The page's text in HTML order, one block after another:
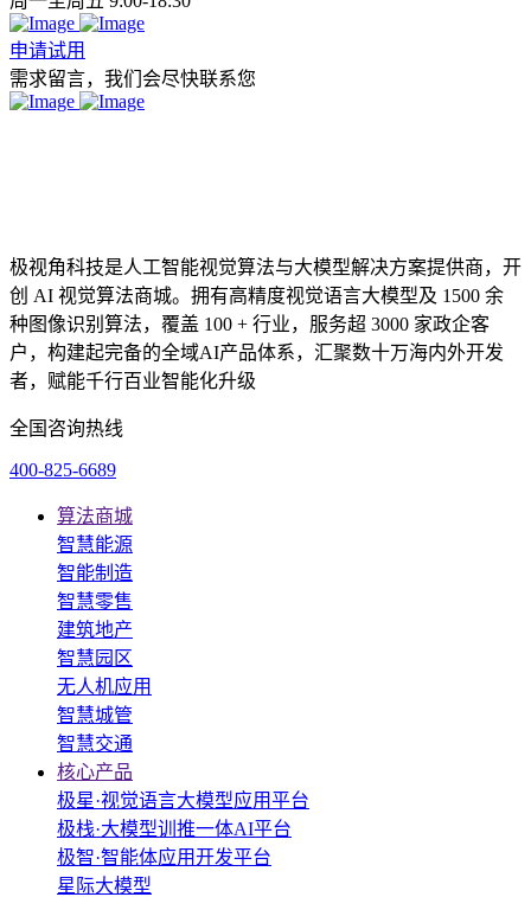
申请试用
需求留言，我们会尽快联系您
极视角科技是人工智能视觉算法与大模型解决方案提供商，开
创 AI 视觉算法商城。拥有高精度视觉语言大模型及 1500 余
种图像识别算法，覆盖 100 + 行业，服务超 3000 家政企客
户，构建起完备的全域AI产品体系，汇聚数十万海内外开发
者，赋能千行百业智能化升级
全国咨询热线
400-825-6689
算法商城
智慧能源
智能制造
智慧零售
建筑地产
智慧园区
无人机应用
智慧城管
智慧交通
核心产品
极星·视觉语言大模型应用平台
极栈·大模型训推一体AI平台
极智·智能体应用开发平台
星际大模型